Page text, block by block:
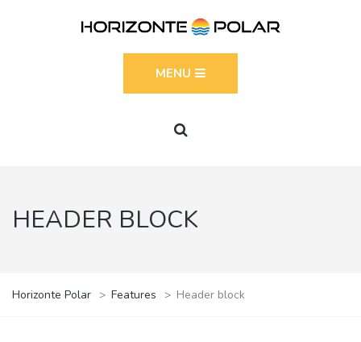
MENU
HEADER BLOCK
Horizonte Polar > Features > Header block